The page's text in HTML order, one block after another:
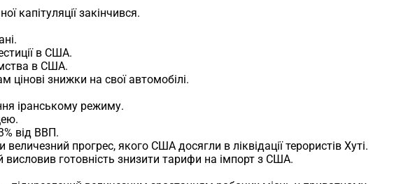
капітуляції закінчився.
в США.
в США.
знижки на свої автомобілі.
іранському режиму.
від ВВП.
прогрес, якого США досягли в ліквідації терористів Хуті.
готовність знизити тарифи на імпорт з США.